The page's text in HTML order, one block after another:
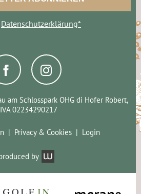
Datenschutzerklärung*
am Schlosspark OHG di Hofer Robert,
02234290217
Privacy & Cookies Login
by